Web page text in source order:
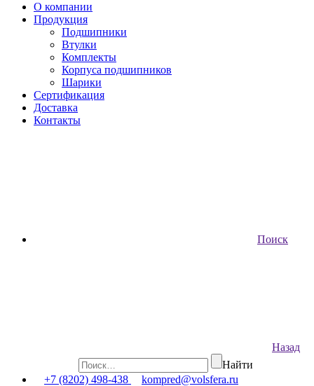
О компании
Продукция
Подшипники
Втулки
Комплекты
Корпуса подшипников
Шарики
Сертификация
Доставка
Контакты
Поиск
Назад
Найти
+7 (8202) 498-438
kompred@volsfera.ru